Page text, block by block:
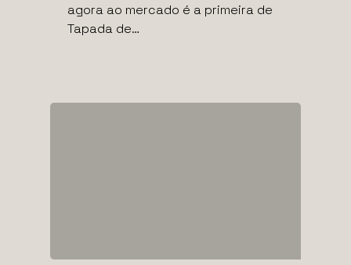
agora ao mercado é a primeira de
Tapada de…